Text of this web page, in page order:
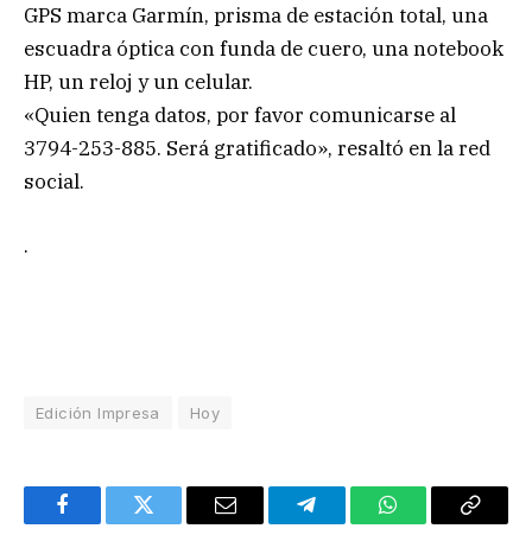
GPS marca Garmín, prisma de estación total, una
escuadra óptica con funda de cuero, una notebook
HP, un reloj y un celular.
«Quien tenga datos, por favor comunicarse al
3794-253-885. Será gratificado», resaltó en la red
social.
.
Edición Impresa Hoy
FacebookTwitter Email TelegramWhatsAppCopy